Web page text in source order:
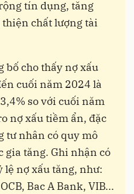
tín dụng, tăng
chất lượng tài
bố cho thấy nợ xấu
cuối năm 2024 là
so với cuối năm
nợ xấu tiềm ẩn, đặc
tư nhân có quy mô
gia tăng. Ghi nhận có
lệ nợ xấu tăng, như:
Bac A Bank, VIB...